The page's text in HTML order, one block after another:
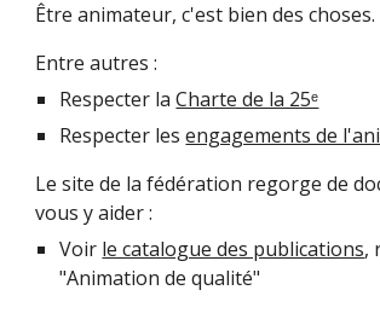
Être animateur, c'est bien des choses.
Entre autres :
Respecter laCharte de la 25ᵉ
Respecter lesengagements de
Le site de la fédération regorge de
vous y aider :
Voir le catalogue des publications,
"Animation de qualité"